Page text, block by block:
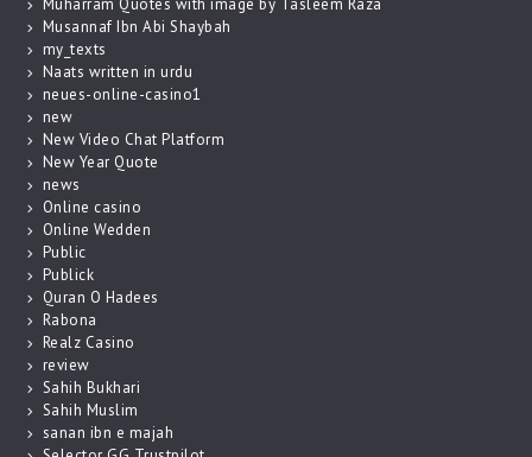
Muharram Quotes with image by Tasleem Raza
Musannaf Ibn Abi Shaybah
my_texts
Naats written in urdu
neues-online-casino1
new
New Video Chat Platform
New Year Quote
news
Online casino
Online Wedden
Public
Publick
Quran O Hadees
Rabona
Realz Casino
review
Sahih Bukhari
Sahih Muslim
sanan ibn e majah